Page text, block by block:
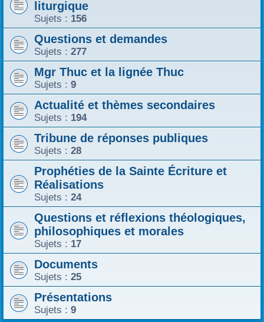
h
liturgique
Sujets : 156
Questions et demandes
Sujets : 277
Mgr Thuc et la lignée Thuc
Sujets : 9
Actualité et thèmes secondaires
Sujets : 194
Tribune de réponses publiques
Sujets : 28
Prophéties de la Sainte Écriture et
Réalisations
Sujets : 24
Questions et réflexions théologiques,
philosophiques et morales
Sujets : 17
Documents
Sujets : 25
Présentations
Sujets : 9